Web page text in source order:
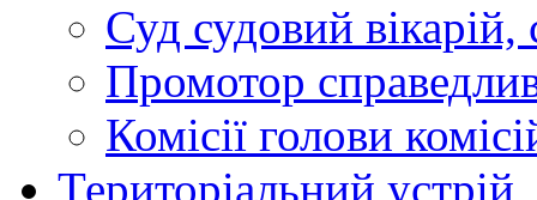
Суд судовий вікарій,
Промотор
Комісії голови
Територіальний устрій